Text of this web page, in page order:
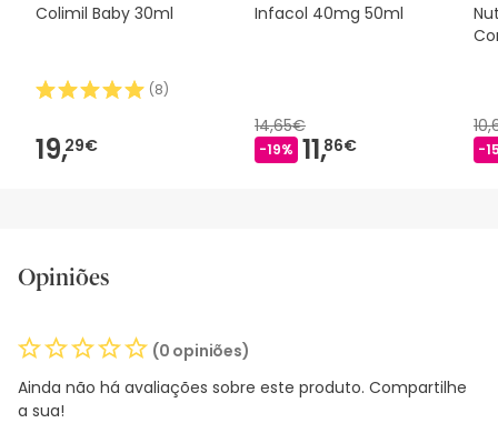
Colimil Baby 30ml
(8)
19,29€
Infacol 40mg 50ml
14,65€
-19% 11,86€ -
Opiniões
(0 opiniões)
Ainda não há avaliações sobre este produto. Compartilhe
a sua!